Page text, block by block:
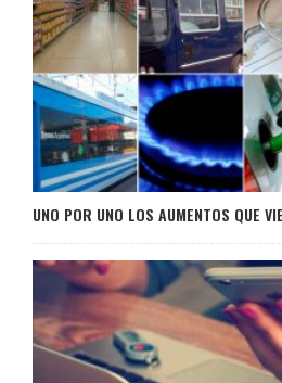
UNO POR UNO LOS AUMENTOS QUE